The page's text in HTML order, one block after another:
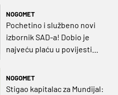
NOGOMET
Pochetino i službeno novi
izbornik SAD-a! Dobio je
najveću plaću u povijesti
NOGOMET
Stigao kapitalac za Mundijal: